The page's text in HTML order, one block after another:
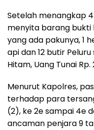
Setelah menangkap
menyita barang
yang ada pakunya, 1
api dan 12 butir
Hitam, Uang Tunai
Menurut Kapolres,
terhadap para
(2), ke 2e sampai 4e
ancaman penjara 9